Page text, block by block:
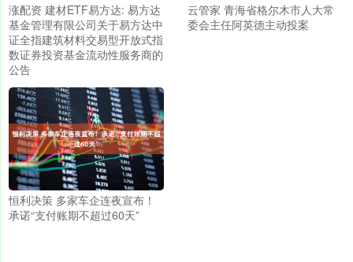
涨配资 建材ETF易方达: 易方达
基金管理有限公司关于易方达中
证全指建筑材料交易型开放式指
数证券投资基金流动性服务商的
公告
云管家 青海省格尔木市人大常
委会主任阿英德主动投案
恒利决策 多家车企连夜宣布！
承诺“支付账期不超过60天”